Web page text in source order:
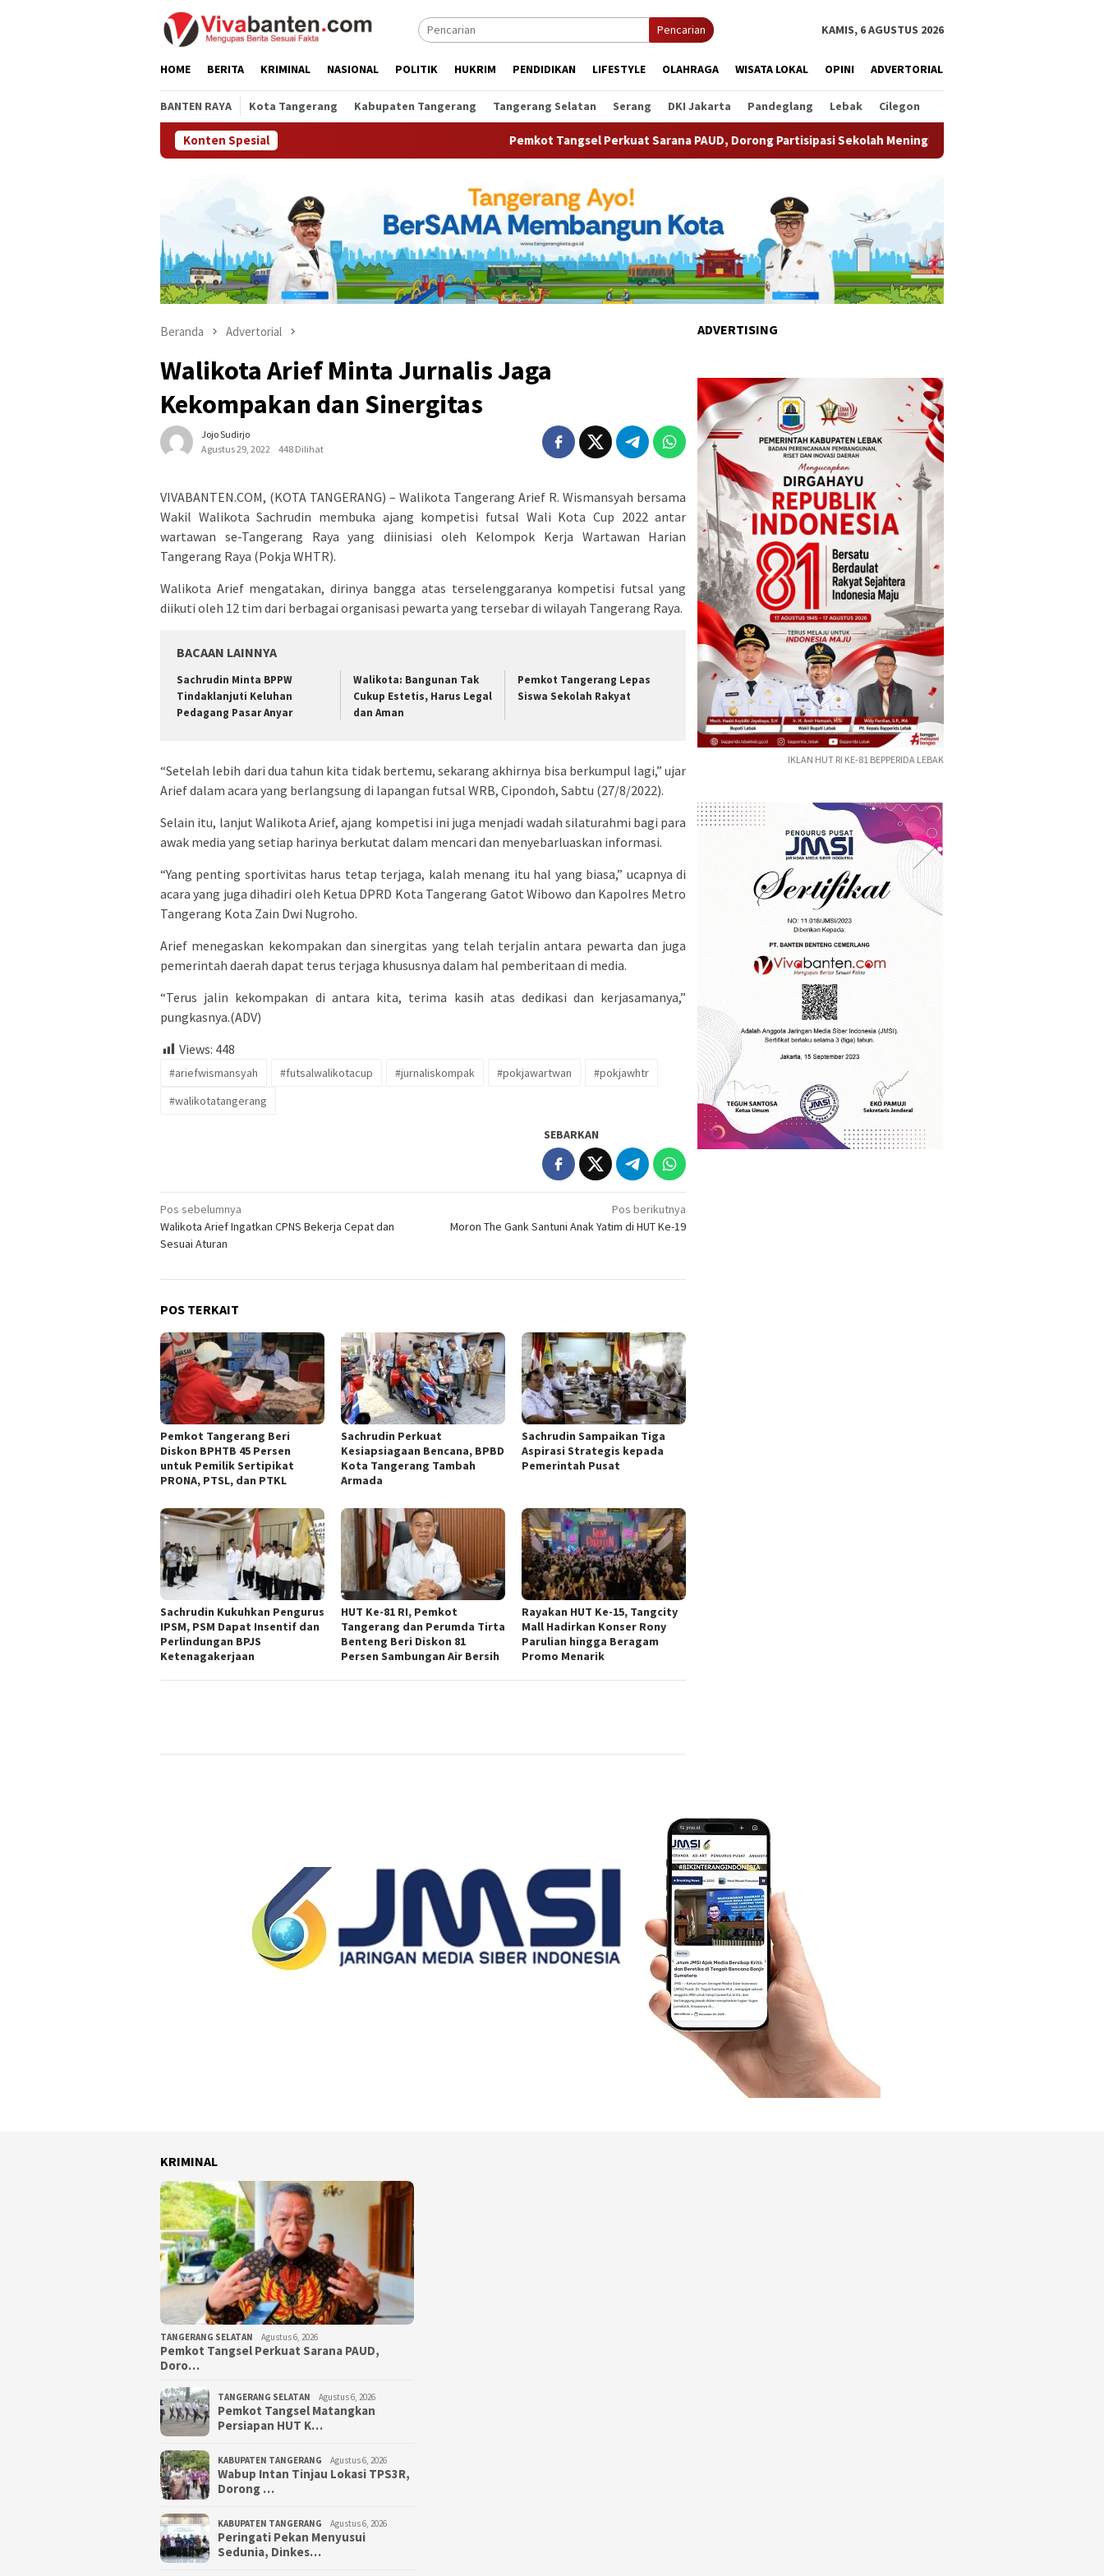
Pencarian KAMIS, 6 AGUSTUS 2026
HOME BERITA KRIMINAL NASIONAL POLITIK HUKRIM PENDIDIKAN LIFESTYLE OLAHRAGA WISATA LOKAL OPINI ADVERTORIAL
BANTEN RAYA Kota Tangerang Kabupaten Tangerang Tangerang Selatan Serang DKI Jakarta Pandeglang Lebak Cilegon
Konten Spesial Pemkot Tangsel Perkuat Sarana PAUD, Dorong Partisipasi Sekolah Meningkat Pemkot Tangsel Matangkan
Beranda Advertorial
Walikota Arief Minta Jurnalis Jaga
Kekompakan dan Sinergitas
Jojo Sudirjo
Agustus 29, 2022
448 Dilihat
VIVABANTEN.COM, (KOTA TANGERANG) – Walikota Tangerang Arief R. Wismansyah bersama
Wakil Walikota Sachrudin membuka ajang kompetisi futsal Wali Kota Cup 2022 antar
wartawan se-Tangerang Raya yang diinisiasi oleh Kelompok Kerja Wartawan Harian
Tangerang Raya (Pokja WHTR).
Walikota Arief mengatakan, dirinya bangga atas terselenggaranya kompetisi futsal yang
diikuti oleh 12 tim dari berbagai organisasi pewarta yang tersebar di wilayah Tangerang Raya.
BACAAN LAINNYA
Sachrudin Minta BPPW
Tindaklanjuti Keluhan
Pedagang Pasar Anyar
Walikota: Bangunan Tak
Cukup Estetis, Harus Legal
dan Aman
Pemkot Tangerang Lepas
Siswa Sekolah Rakyat
“Setelah lebih dari dua tahun kita tidak bertemu, sekarang akhirnya bisa berkumpul lagi,” ujar
Arief dalam acara yang berlangsung di lapangan futsal WRB, Cipondoh, Sabtu (27/8/2022).
Selain itu, lanjut Walikota Arief, ajang kompetisi ini juga menjadi wadah silaturahmi bagi para
awak media yang setiap harinya berkutat dalam mencari dan menyebarluaskan informasi.
“Yang penting sportivitas harus tetap terjaga, kalah menang itu hal yang biasa,” ucapnya di
acara yang juga dihadiri oleh Ketua DPRD Kota Tangerang Gatot Wibowo dan Kapolres Metro
Tangerang Kota Zain Dwi Nugroho.
Arief menegaskan kekompakan dan sinergitas yang telah terjalin antara pewarta dan juga
pemerintah daerah dapat terus terjaga khususnya dalam hal pemberitaan di media.
“Terus jalin kekompakan di antara kita, terima kasih atas dedikasi dan kerjasamanya,”
pungkasnya.(ADV)
Views: 448
#ariefwismansyah #futsalwalikotacup #jurnaliskompak #pokjawartwan
#pokjawhtr
#walikotatangerang
SEBARKAN
Navigasi
pos
Pos sebelumnya
Walikota Arief Ingatkan CPNS Bekerja Cepat dan
Sesuai Aturan
Pos berikutnya
Moron The Gank Santuni Anak Yatim di HUT Ke-19
POS TERKAIT
Pemkot Tangerang Beri
Diskon BPHTB 45 Persen
untuk Pemilik Sertipikat
PRONA, PTSL, dan PTKL
Sachrudin Perkuat
Kesiapsiagaan Bencana, BPBD
Kota Tangerang Tambah
Armada
Sachrudin Sampaikan Tiga
Aspirasi Strategis kepada
Pemerintah Pusat
Sachrudin Kukuhkan Pengurus
IPSM, PSM Dapat Insentif dan
Perlindungan BPJS
Ketenagakerjaan
HUT Ke-81 RI, Pemkot
Tangerang dan Perumda Tirta
Benteng Beri Diskon 81
Persen Sambungan Air Bersih
Rayakan HUT Ke-15, Tangcity
Mall Hadirkan Konser Rony
Parulian hingga Beragam
Promo Menarik
ADVERTISING
IKLAN HUT RI KE-81 BEPPERIDA LEBAK
KRIMINAL
TANGERANG SELATAN Agustus 6, 2026
Pemkot Tangsel Perkuat Sarana PAUD,
Doro…
TANGERANG SELATAN Agustus 6, 2026
Pemkot Tangsel Matangkan
Persiapan HUT K…
KABUPATEN TANGERANG Agustus 6, 2026
Wabup Intan Tinjau Lokasi TPS3R,
Dorong …
KABUPATEN TANGERANG Agustus 6, 2026
Peringati Pekan Menyusui
Sedunia, Dinkes…